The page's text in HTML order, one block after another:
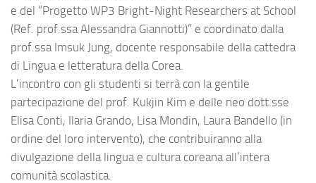
e del “Progetto WP3 Bright-Night Researchers at School
(Ref. prof.ssa Alessandra Giannotti)” e coordinato dalla
prof.ssa Imsuk Jung, docente responsabile della cattedra
di Lingua e letteratura della Corea.
L’incontro con gli studenti si terrà con la gentile
partecipazione del prof. Kukjin Kim e delle neo dott.sse
Elisa Conti, Ilaria Grando, Lisa Mondin, Laura Bandello (in
ordine del loro intervento), che contribuiranno alla
divulgazione della lingua e cultura coreana all’intera
comunità scolastica.